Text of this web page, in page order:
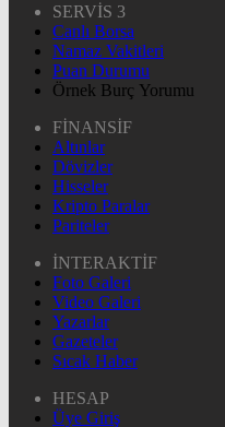
SERVİS 3
Canlı Borsa
Namaz Vakitleri
Puan Durumu
Örnek Burç Yorumu
FİNANSİF
Altınlar
Dövizler
Hisseler
Kripto Paralar
Pariteler
İNTERAKTİF
Foto Galeri
Video Galeri
Yazarlar
Gazeteler
Sıcak Haber
HESAP
Üye Giriş